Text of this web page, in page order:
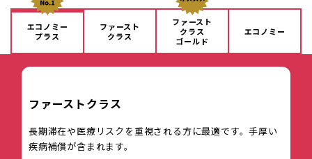
エコノミー
プラス
ファースト
クラス
ファースト
クラス
ゴールド
エコノミー
ファーストクラス
長期滞在や医療リスクを重視される方に最適です。手厚い
疾病補償が含まれます。